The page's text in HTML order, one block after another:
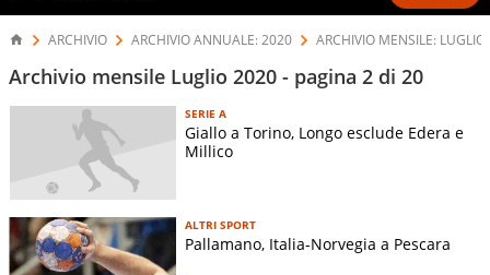
ARCHIVIO ARCHIVIO ANNUALE: 2020 ARCHIVIO MENSILE:
Archivio mensile Luglio 2020 - pagina 2 di 20
SERIE A
Giallo a Torino, Longo esclude Edera e
Millico
ALTRI SPORT
Pallamano, Italia-Norvegia a Pescara